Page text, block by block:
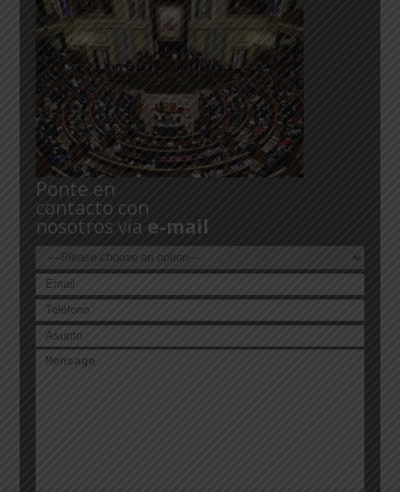
Ponte en
contacto con
nosotros vía e-mail